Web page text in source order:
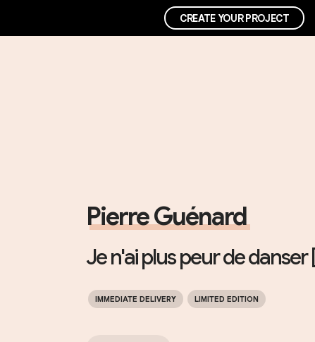
CREATE YOUR PROJECT
Pierre Guénard
Je n'ai plus peur de danser
IMMEDIATE DELIVERY LIMITED EDITION